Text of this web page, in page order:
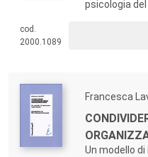
psicologia del
cod.
2000.1089
Francesca
Un modello